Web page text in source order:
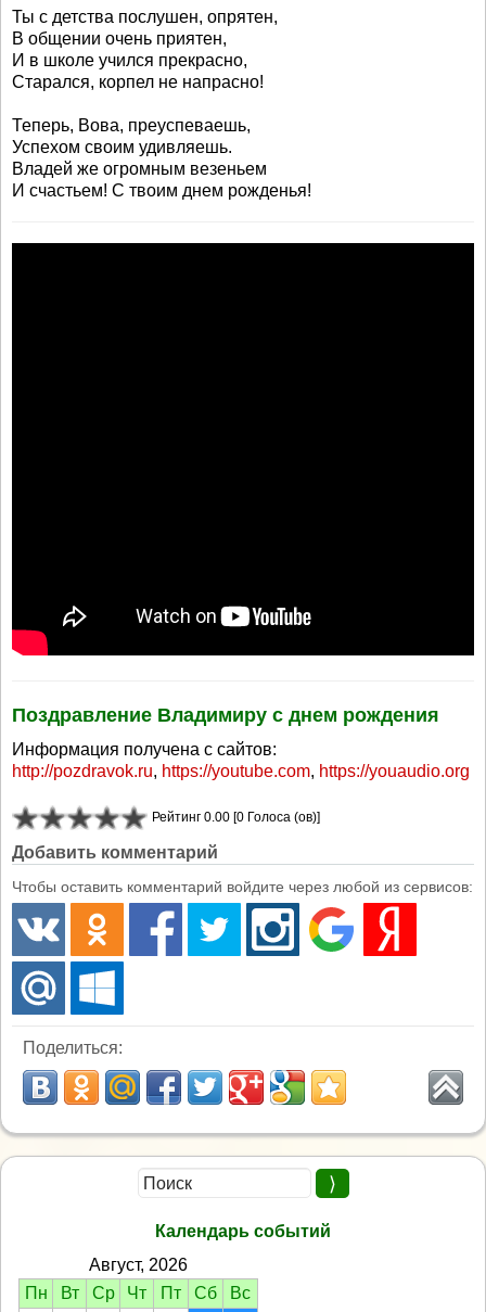
Ты с детства послушен, опрятен,
В общении очень приятен,
И в школе учился прекрасно,
Старался, корпел не напрасно!
Теперь, Вова, преуспеваешь,
Успехом своим удивляешь.
Владей же огромным везеньем
И счастьем! С твоим днем рожденья!
Поздравление Владимиру с днем рождения
Информация получена с сайтов:
http://pozdravok.ru, https://youtube.com, https://youaudio.org
Рейтинг 0.00 [0 Голоса (ов)]
Добавить комментарий
Чтобы оставить комментарий войдите через любой из сервисов:
Поделиться:
Календарь событий
Август, 2026
Пн
Вт Ср Чт Пт Сб
Вс